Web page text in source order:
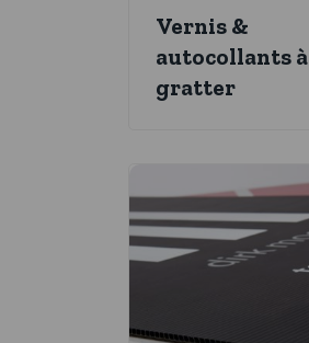
Vernis &
autocollants à
gratter